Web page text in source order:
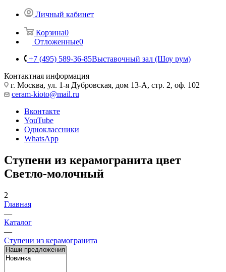
Личный кабинет
Корзина0
Отложенные0
+7 (495) 589-36-85Выставочный зал (Шоу рум)
Контактная информация
г. Москва, ул. 1-я Дубровская, дом 13-А, стр. 2, оф. 102
ceram-kioto@mail.ru
Вконтакте
YouTube
Одноклассники
WhatsApp
Ступени из керамогранита цвет
Светло-молочный
2
Главная
—
Каталог
—
Ступени из керамогранита